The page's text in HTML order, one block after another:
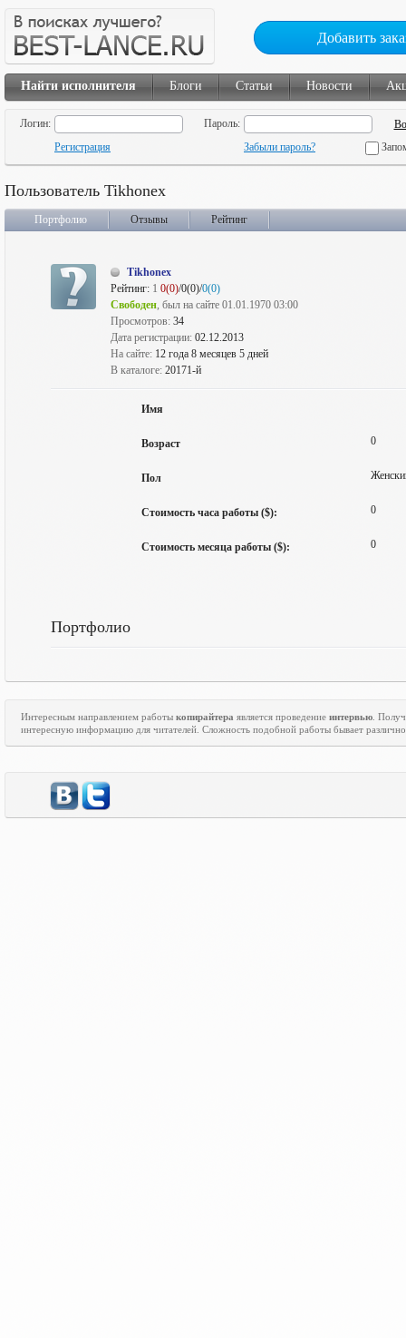
Добавить
Найти исполнителя Блоги Статьи Новости
Логин:
Пароль:
Регистрация
Забыли пароль?
Пользователь Tikhonex
Портфолио Отзывы Рейтинг
Tikhonex
Рейтинг: 1 0(0)/0(0)/0(0)
Свободен, был на сайте 01.01.1970 03:00
Просмотров: 34
Дата регистрации: 02.12.2013
На сайте: 12 года 8 месяцев 5 дней
В каталоге: 20171-й
Имя
Возраст 0
Пол
Стоимость часа работы ($): 0
Стоимость месяца работы ($): 0
Портфолио
Интересным направлением работы копирайтера является проведение интервью .
интересную информацию для читателей. Сложность подобной работы бывает